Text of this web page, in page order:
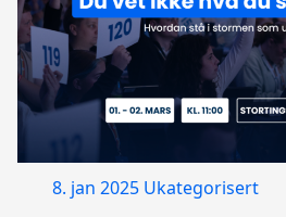
8. jan 2025 Ukategorisert